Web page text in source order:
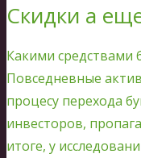
Скидки а
Какими средствами
Повседневные
процесу перехода
инвесторов,
итоге, у